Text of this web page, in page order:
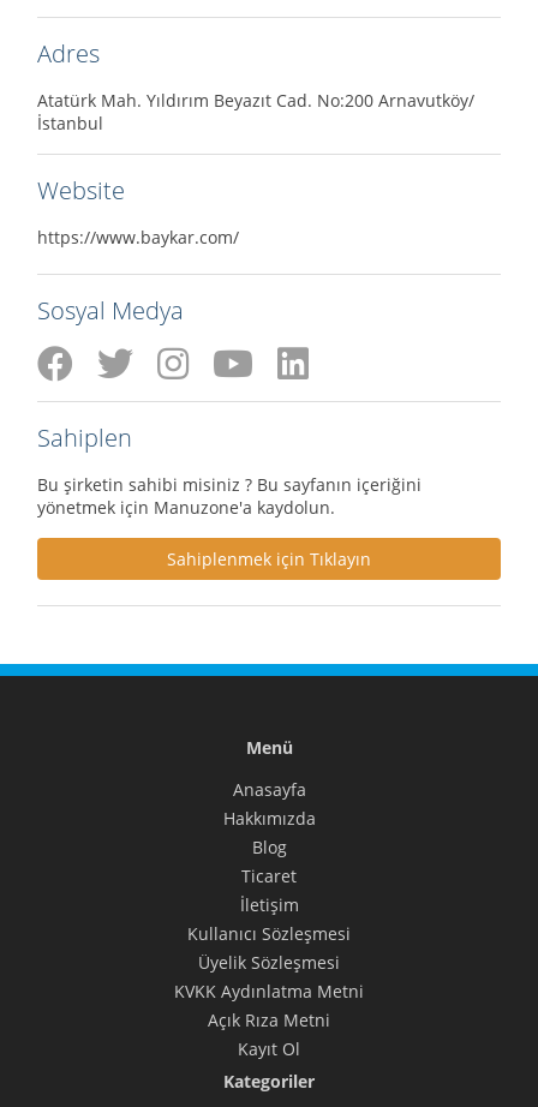
Adres
Atatürk Mah. Yıldırım Beyazıt Cad. No:200 Arnavutköy/
İstanbul
Website
https://www.baykar.com/
Sosyal Medya
Sahiplen
Bu şirketin sahibi misiniz ? Bu sayfanın içeriğini
yönetmek için Manuzone'a kaydolun.
Sahiplenmek için Tıklayın
Menü
Anasayfa
Hakkımızda
Blog
Ticaret
İletişim
Kullanıcı Sözleşmesi
Üyelik Sözleşmesi
KVKK Aydınlatma Metni
Açık Rıza Metni
Kayıt Ol
Kategoriler